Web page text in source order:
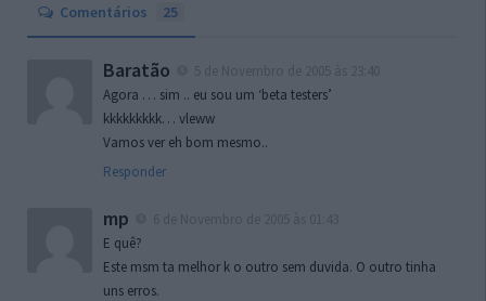
Comentários 25
Baratão
Agora … sim .. eu sou um ‘beta testers’
kkkkkkkkk… vleww
Vamos ver eh bom mesmo..
Responder
mp
E quê?
Este msm ta melhor k o outro sem duvida. O outro tinha
uns erros.